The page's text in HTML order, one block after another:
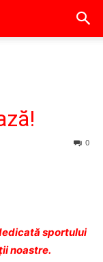
0
sportului
noastre.